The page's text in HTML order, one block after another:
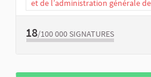
et de l’administration générale
18/100 000 SIGNATURES